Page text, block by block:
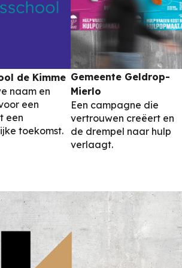
de Kimme
naam en
een
een
toekomst.
Gemeente Geldrop-
Mierlo
Een campagne die
vertrouwen creëert en
de drempel naar hulp
verlaagt.